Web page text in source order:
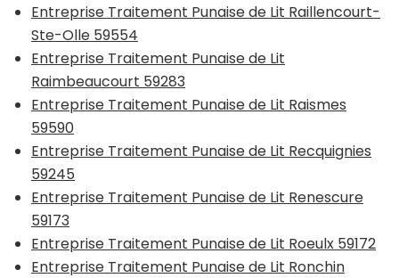
Entreprise Traitement Punaise de Lit Raillencourt-
Ste-Olle 59554
Entreprise Traitement Punaise de Lit
Raimbeaucourt 59283
Entreprise Traitement Punaise de Lit Raismes
59590
Entreprise Traitement Punaise de Lit Recquignies
59245
Entreprise Traitement Punaise de Lit Renescure
59173
Entreprise Traitement Punaise de Lit Roeulx 59172
Entreprise Traitement Punaise de Lit Ronchin